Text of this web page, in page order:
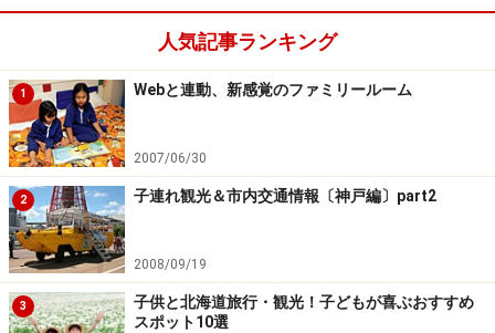
【JAL プライベートリゾート オクマ】
自然豊かな「やんばる」に位置するコテー
ジ形式のリゾートホテル
沖縄本島の北部、広大な敷地にコテージとヴィラが点在する
本格的なネイチャーリゾート
人気記事ランキング
1 Webと連動、新感覚のファミリールーム
2007/06/30
2 子連れ観光＆市内交通情報〔神戸編〕part2
2008/09/19
3
子供と北海道旅行・観光！子どもが喜ぶおすすめ
スポット10選